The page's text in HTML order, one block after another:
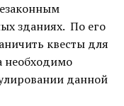
зданиях. По его
квесты для
необходимо
данной